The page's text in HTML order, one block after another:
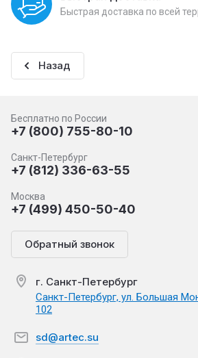
Быстрая доставка по всей
Назад
Бесплатно по России
+7 (800) 755-80-10
Санкт-Петербург
+7 (812) 336-63-55
Москва
+7 (499) 450-50-40
Обратный звонок
г. Санкт-Петербург
Санкт-Петербург, ул. Большая
102
sd@artec.su